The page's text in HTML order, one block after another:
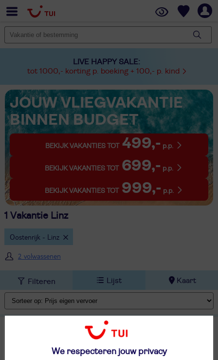
LIVE HAPPY SALE:
tot 1000,- korting p. boeking + 100,- p. kind
JOUW VLIEGVAKANTIE
BINNEN BUDGET
BEKIJK VAKANTIES TOT 499,- p.p.
BEKIJK VAKANTIES TOT 699,- p.p.
BEKIJK VAKANTIES TOT 999,- p.p.
1 Vakantie Linz
Oostenrijk - Linz
2 volwassenen
Filteren Lijst Kaart
8/9/10-daagse fietsreis Passau-Wenen
Individuele rondreis Duitsland Oostenrijk
We respecteren jouw privacy